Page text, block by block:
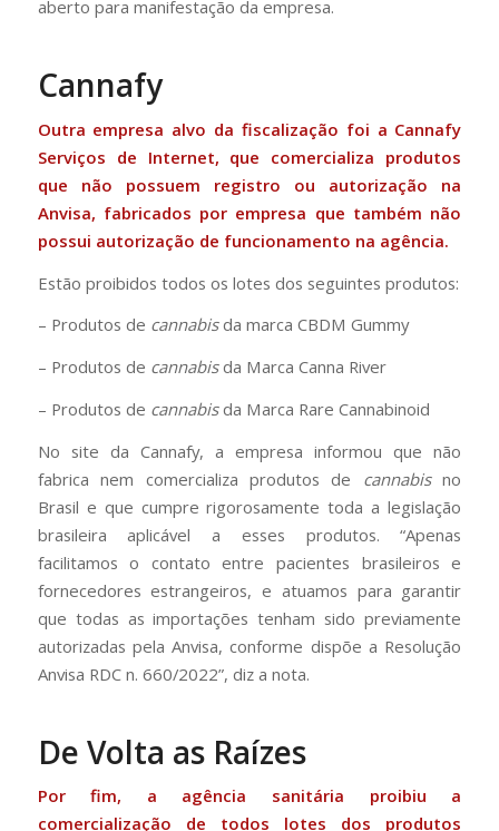
aberto para manifestação da empresa.
Cannafy
Outra empresa alvo da fiscalização foi a Cannafy
Serviços de Internet, que comercializa produtos
que não possuem registro ou autorização na
Anvisa, fabricados por empresa que também não
possui autorização de funcionamento na agência.
Estão proibidos todos os lotes dos seguintes produtos:
– Produtos de cannabisda marca CBDM Gummy
– Produtos de cannabisda Marca Canna River
– Produtos de cannabisda Marca Rare Cannabinoid
No site da Cannafy, a empresa informou que não
fabrica nem comercializa produtos de cannabisno
Brasil e que cumpre rigorosamente toda a legislação
brasileira aplicável a esses produtos. “Apenas
facilitamos o contato entre pacientes brasileiros e
fornecedores estrangeiros, e atuamos para garantir
que todas as importações tenham sido previamente
autorizadas pela Anvisa, conforme dispõe a Resolução
Anvisa RDC n. 660/2022”, diz a nota.
De Volta as Raízes
Por fim, a agência sanitária proibiu a
comercialização de todos lotes dos produtos